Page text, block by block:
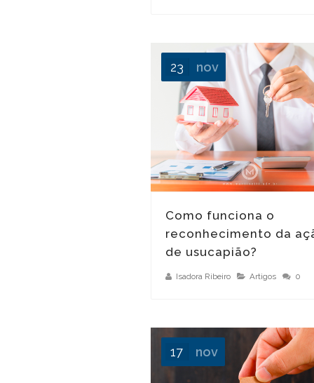
Como funciona o
reconhecimento da
de usucapião?
Isadora Ribeiro Artigos 0
23 nov
17 nov